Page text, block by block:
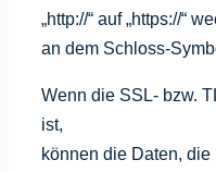
„http://“ auf „https://“
an dem Schloss-
Wenn die SSL- bzw.
ist,
können die Daten,